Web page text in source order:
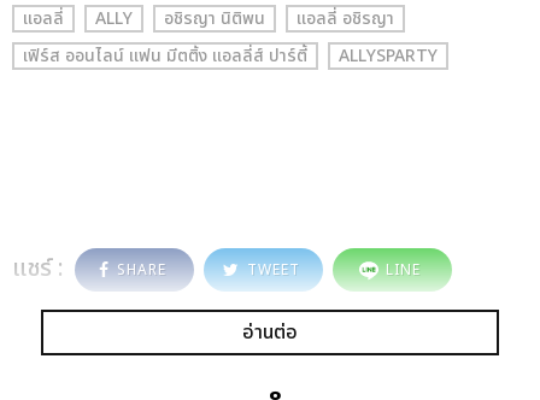
แอลลี่ ALLY อชิรญา นิติพน
แอลลี่ อชิรญา
เฟิร์ส ออนไลน์ แฟน มีตติ้ง แอลลี่ส์ ปาร์ตี้
ALLYSPARTY
แชร์ : SHARE TWEET LINE
อ่านต่อ